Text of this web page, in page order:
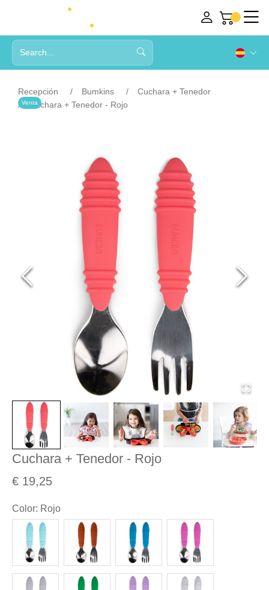
Recepción Bumkins
Cuchara + Tenedor
Cuchara + Tenedor - Rojo
Cuchara + Tenedor - Rojo
€ 19,25
Venta
Color: Rojo